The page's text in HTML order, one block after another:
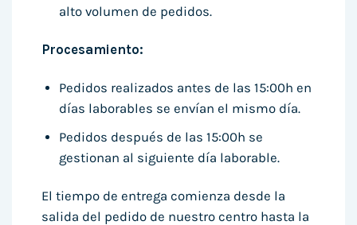
alto volumen de pedidos.
Procesamiento:
Pedidos realizados antes de las 15:00h en
días laborables se envían el mismo día.
Pedidos después de las 15:00h se
gestionan al siguiente día laborable.
El tiempo de entrega comienza desde la
salida del pedido de nuestro centro hasta la